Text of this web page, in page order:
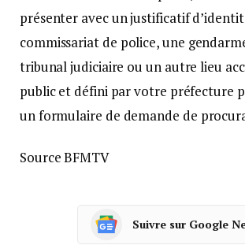
présenter avec un justificatif
commissariat de police, une
tribunal judiciaire ou un autre lieu
public et défini par votre préfecture
un formulaire de demande de
Source BFMTV
Suivre sur Google